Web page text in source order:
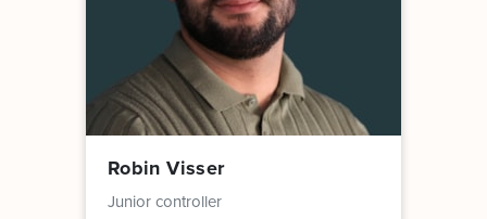
Robin Visser
Junior controller